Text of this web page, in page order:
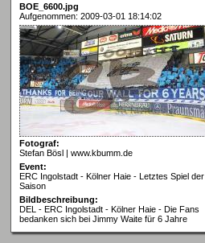
BOE_6600.jpg
Aufgenommen: 2009-03-01 18:14:02
Fotograf:
Stefan Bösl | www.kbumm.de
Event:
ERC Ingolstadt - Kölner Haie - Letztes Spiel der
Saison
Bildbeschreibung:
DEL - ERC Ingolstadt - Kölner Haie - Die Fans
bedanken sich bei Jimmy Waite für 6 Jahre